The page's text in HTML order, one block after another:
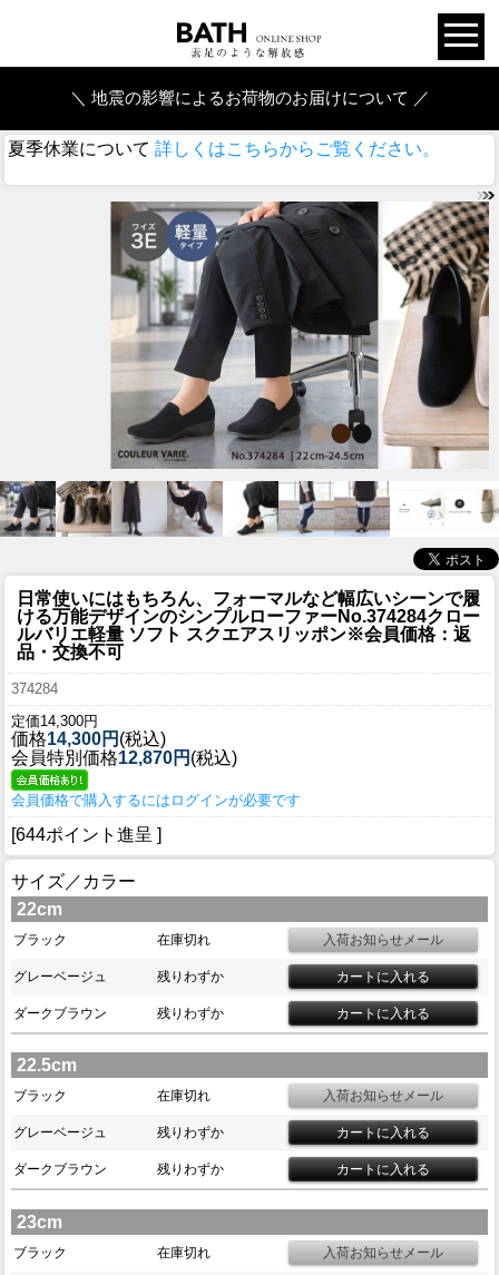
＼ 地震の影響によるお荷物のお届けについて ／
夏季休業について 詳しくはこちらからご覧ください。
日常使いにはもちろん、フォーマルなど幅広いシーンで履
ける万能デザインのシンプルローファーNo.374284クロー
ルバリエ軽量 ソフト スクエアスリッポン※会員価格：返
品・交換不可
374284
定価14,300円
価格14,300円 (税込)
会員特別価格12,870円 (税込)
会員価格で購入するにはログインが必要です
[644ポイント進呈 ]
サイズ／カラー
22cm
ブラック 在庫切れ
グレーベージュ 残りわずか
ダークブラウン 残りわずか
22.5cm
ブラック 在庫切れ
グレーベージュ 残りわずか
ダークブラウン 残りわずか
23cm
ブラック 在庫切れ